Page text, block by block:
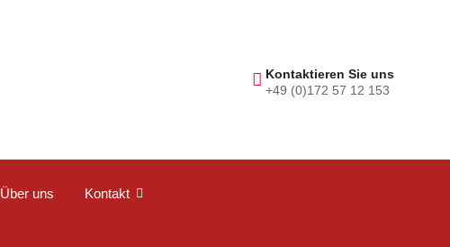
Kontaktieren Sie uns
+49 (0)172 57 12 153
Über uns Kontakt